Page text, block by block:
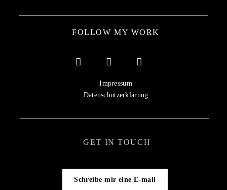
Get in touch
FOLLOW MY WORK
GET IN TOUCH
Schreibe mir eine E-mail
Impressum
Datenschutzerklärung